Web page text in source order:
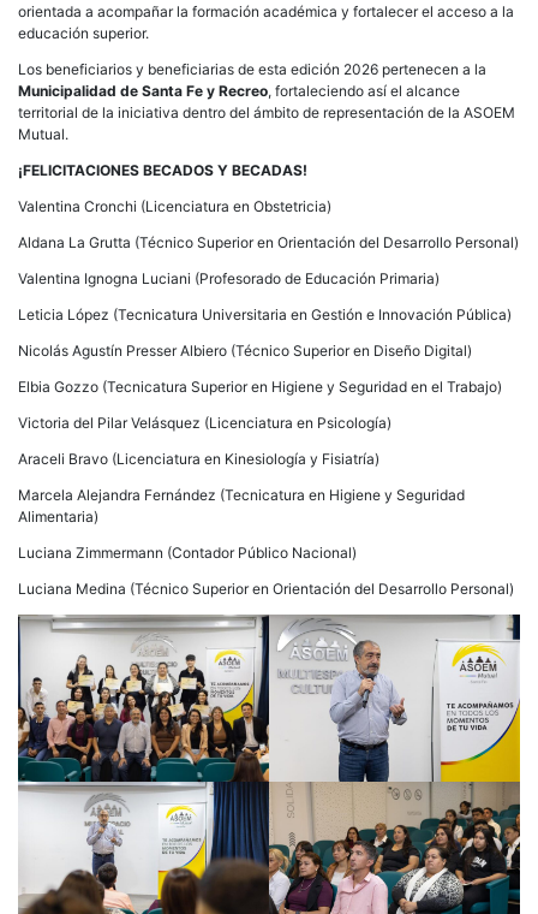
orientada a acompañar la formación académica y fortalecer el acceso a la
educación superior.
Los beneficiarios y beneficiarias de esta edición 2026 pertenecen a la
Municipalidad de Santa Fe y Recreo, fortaleciendo así el alcance
territorial de la iniciativa dentro del ámbito de representación de la ASOEM
Mutual.
¡FELICITACIONES BECADOS Y BECADAS!
Valentina Cronchi (Licenciatura en Obstetricia)
Aldana La Grutta (Técnico Superior en Orientación del Desarrollo Personal)
Valentina Ignogna Luciani (Profesorado de Educación Primaria)
Leticia López (Tecnicatura Universitaria en Gestión e Innovación Pública)
Nicolás Agustín Presser Albiero (Técnico Superior en Diseño Digital)
Elbia Gozzo (Tecnicatura Superior en Higiene y Seguridad en el Trabajo)
Victoria del Pilar Velásquez (Licenciatura en Psicología)
Araceli Bravo (Licenciatura en Kinesiología y Fisiatría)
Marcela Alejandra Fernández (Tecnicatura en Higiene y Seguridad
Alimentaria)
Luciana Zimmermann (Contador Público Nacional)
Luciana Medina (Técnico Superior en Orientación del Desarrollo Personal)